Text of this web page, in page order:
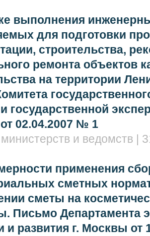
выполнения
для подготовки
строительства,
ремонта объектов
на территории
государственной
02.04.2007 № 1
и ведомств |
применения
сметных
сметы на
Письмо Департамента
и развития г. Москвы от